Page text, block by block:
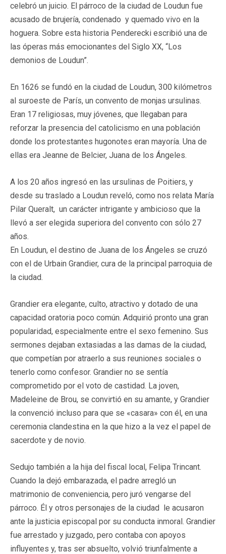
celebró un juicio. El párroco de la ciudad de Loudun fue
acusado de brujería, condenado y quemado vivo en la
hoguera. Sobre esta historia Penderecki escribió una de
las óperas más emocionantes del Siglo XX, “Los
demonios de Loudun”.
En 1626 se fundó en la ciudad de Loudun, 300 kilómetros
al suroeste de París, un convento de monjas ursulinas.
Eran 17 religiosas, muy jóvenes, que llegaban para
reforzar la presencia del catolicismo en una población
donde los protestantes hugonotes eran mayoría. Una de
ellas era Jeanne de Belcier, Juana de los Ángeles.
A los 20 años ingresó en las ursulinas de Poitiers, y
desde su traslado a Loudun reveló, como nos relata María
Pilar Queralt, un carácter intrigante y ambicioso que la
llevó a ser elegida superiora del convento con sólo 27
años.
En Loudun, el destino de Juana de los Ángeles se cruzó
con el de Urbain Grandier, cura de la principal parroquia de
la ciudad.
Grandier era elegante, culto, atractivo y dotado de una
capacidad oratoria poco común. Adquirió pronto una gran
popularidad, especialmente entre el sexo femenino. Sus
sermones dejaban extasiadas a las damas de la ciudad,
que competían por atraerlo a sus reuniones sociales o
tenerlo como confesor. Grandier no se sentía
comprometido por el voto de castidad. La joven,
Madeleine de Brou, se convirtió en su amante, y Grandier
la convenció incluso para que se «casara» con él, en una
ceremonia clandestina en la que hizo a la vez el papel de
sacerdote y de novio.
Sedujo también a la hija del fiscal local, Felipa Trincant.
Cuando la dejó embarazada, el padre arregló un
matrimonio de conveniencia, pero juró vengarse del
párroco. Él y otros personajes de la ciudad le acusaron
ante la justicia episcopal por su conducta inmoral. Grandier
fue arrestado y juzgado, pero contaba con apoyos
influyentes y, tras ser absuelto, volvió triunfalmente a